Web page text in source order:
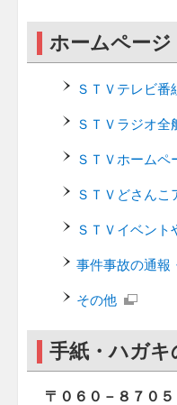
ホームペー
ＳＴＶテレビ番
ＳＴＶラジオ全
ＳＴＶホームペ
ＳＴＶどさんこ
ＳＴＶイベント
事件事故の通報
その他
手紙・ハガキ
〒０６０－８７０